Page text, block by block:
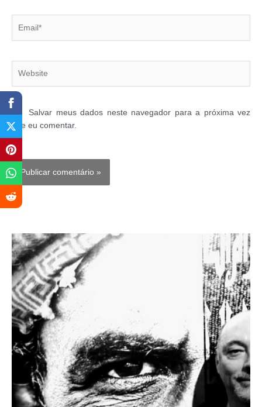
Salvar meus dados neste navegador para a próxima vez
que eu comentar.